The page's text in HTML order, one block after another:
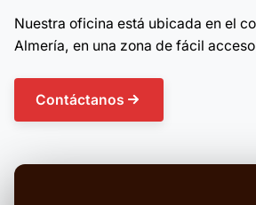
Nuestra oficina está ubicada en el
Almería, en una zona de fácil
Contáctanos